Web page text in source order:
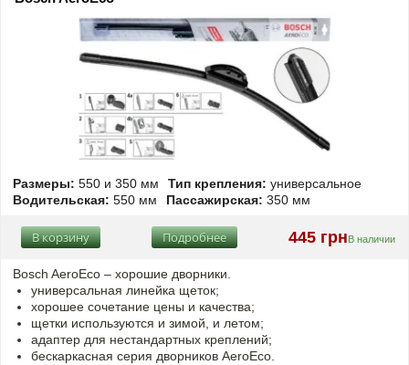
Размеры: 550 и 350 мм Тип крепления: универсальное
Водительская: 550 мм Пассажирская: 350 мм
445 грн В наличии
Подробнее
В корзину
Bosch AeroEco – хорошие дворники.
универсальная линейка щеток;
хорошее сочетание цены и качества;
щетки используются и зимой, и летом;
адаптер для нестандартных креплений;
бескаркасная серия дворников AeroEco.